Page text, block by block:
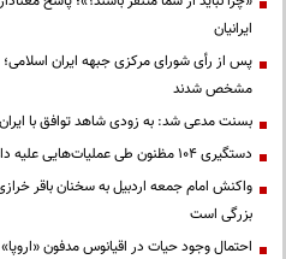
ایرانیان
پس از رأی شورای مرکزی جبهه ایران
مشخص شدند
بسنت مدعی شد: به زودی شاهد توافق با
دستگیری ۱۰۴ مظنون طی عملیات‌هایی علیه داعش در ترکیه
واکنش امام جمعه اردبیل به سخنان باقر
بزرگی است
احتمال وجود حیات در اقیانوس مدفون «اروپا»